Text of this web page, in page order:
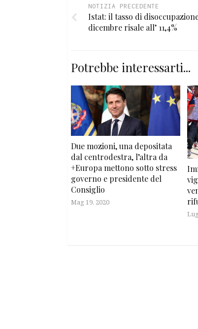
NOTIZIA PRECEDENTE
Istat: il tasso di
dicembre risale all’ 11,4%
Potrebbe interessarti...
Due mozioni, una depositata
dal centrodestra, l’altra da
+Europa mettono sotto stress
governo e presidente del
Consiglio
Mag 19, 2020